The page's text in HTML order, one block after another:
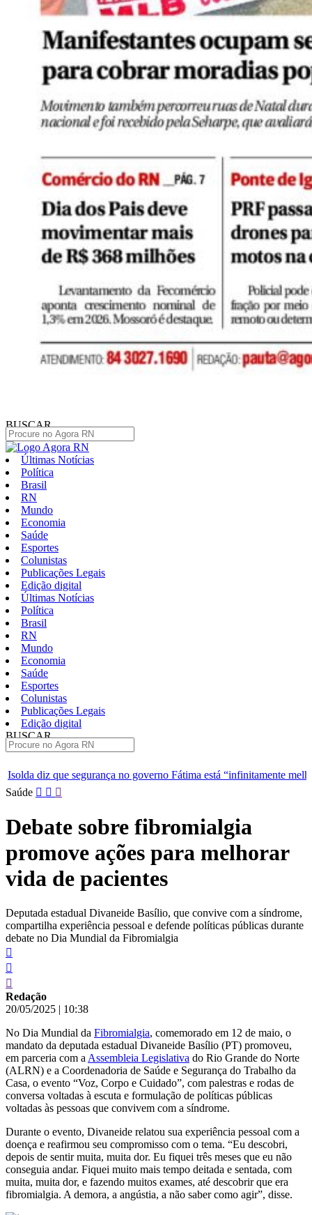
BUSCAR
Últimas Notícias
Política
Brasil
RN
Mundo
Economia
Saúde
Esportes
Colunistas
Publicações Legais
Edição digital
Últimas Notícias
Política
Brasil
RN
Mundo
Economia
Saúde
Esportes
Colunistas
Publicações Legais
Edição digital
BUSCAR
no governo Fátima está “infinitamente melhor”
TJRN
Pular
conteúdo
Saúde
Debate sobre fibromialgia
promove ações para melhorar
vida de pacientes
Deputada estadual Divaneide Basílio, que convive com a síndrome,
compartilha experiência pessoal e defende políticas públicas durante
debate no Dia Mundial da Fibromialgia
Redação
20/05/2025 | 10:38
No Dia Mundial da Fibromialgia, comemorado em 12 de maio, o
mandato da deputada estadual Divaneide Basílio (PT) promoveu,
em parceria com a Assembleia Legislativa do Rio Grande do Norte
(ALRN) e a Coordenadoria de Saúde e Segurança do Trabalho da
Casa, o evento “Voz, Corpo e Cuidado”, com palestras e rodas de
conversa voltadas à escuta e formulação de políticas públicas
voltadas às pessoas que convivem com a síndrome.
Durante o evento, Divaneide relatou sua experiência pessoal com a
doença e reafirmou seu compromisso com o tema. “Eu descobri,
depois de sentir muita, muita dor. Eu fiquei três meses que eu não
conseguia andar. Fiquei muito mais tempo deitada e sentada, com
muita, muita dor, e fazendo muitos exames, até descobrir que era
fibromialgia. A demora, a angústia, a não saber como agir”, disse.